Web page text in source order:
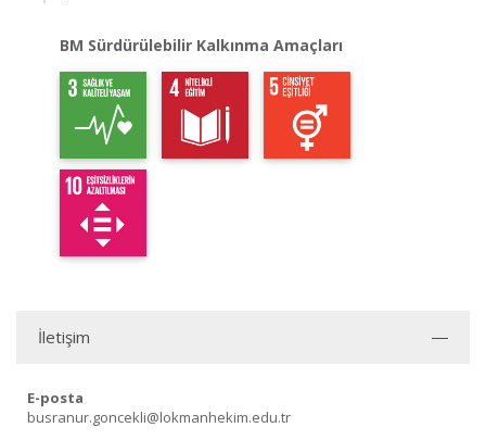
BM Sürdürülebilir Kalkınma Amaçları
İletişim
E-posta
busranur.goncekli@lokmanhekim.edu.tr